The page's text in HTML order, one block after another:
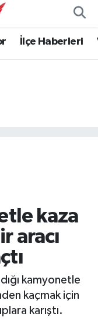
İlçe Haberleri
kaza
aracı
kamyonetle
kaçmak için
karıştı.